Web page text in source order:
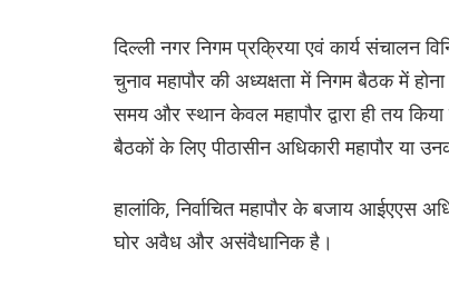
दिल्ली नगर निगम प्रक्रिया एवं कार्य संचालन
चुनाव महापौर की अध्यक्षता में निगम बैठक में
समय और स्थान केवल महापौर द्वारा ही तय
बैठकों के लिए पीठासीन अधिकारी महापौर या
हालांकि, निर्वाचित महापौर के बजाय आईएएस
घोर अवैध और असंवैधानिक है।